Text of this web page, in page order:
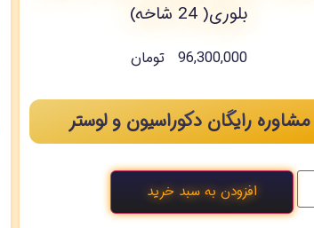
بلوری( 24 شاخه)
96,300,000 تومان
مشاوره رایگان دکوراسیون و لوستر
افزودن به سبد خرید